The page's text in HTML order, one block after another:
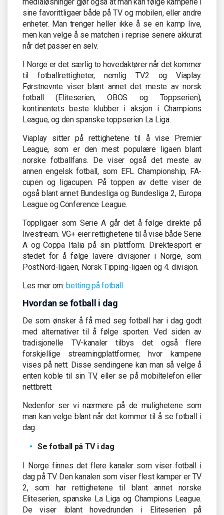
sine favorittligaer både på TV og mobilen, eller andre
enheter. Man trenger heller ikke å se en kamp live,
men kan velge å se matchen i reprise senere akkurat
når det passer en selv.
I Norge er det særlig to hovedaktører når det kommer
til fotballrettigheter, nemlig TV2 og Viaplay.
Førstnevnte viser blant annet det meste av norsk
fotball (Eliteserien, OBOS og Toppserien),
kontinentets beste klubber i aksjon i Champions
League, og den spanske toppserien La Liga.
Viaplay sitter på rettighetene til å vise Premier
League, som er den mest populære ligaen blant
norske fotballfans. De viser også det meste av
annen engelsk fotball, som EFL Championship, FA-
cupen og ligacupen. På toppen av dette viser de
også blant annet Bundesliga og Bundesliga 2, Europa
League og Conference League.
Toppligaer som Serie A går det å følge direkte på
livestream. VG+ eier rettighetene til å vise både Serie
A og Coppa Italia på sin plattform. Direktesport er
stedet for å følge lavere divisjoner i Norge, som
PostNord-ligaen, Norsk Tipping-ligaen og 4. divisjon.
Les mer om:betting på fotball
Hvordan se fotball i dag
De som ønsker å få med seg fotball har i dag godt
med alternativer til å følge sporten. Ved siden av
tradisjonelle TV-kanaler tilbys det også flere
forskjellige streamingplattformer, hvor kampene
vises på nett. Disse sendingene kan man så velge å
enten koble til sin TV, eller se på mobiltelefon eller
nettbrett.
Nedenfor ser vi nærmere på de mulighetene som
man kan velge blant når det kommer til å se fotball i
dag.
Se fotball på TV i dag:
I Norge finnes det flere kanaler som viser fotball i
dag på TV. Den kanalen som viser flest kamper er TV
2, som har rettighetene til blant annet norske
Eliteserien, spanske La Liga og Champions League.
De viser iblant hovedrunden i Eliteserien på